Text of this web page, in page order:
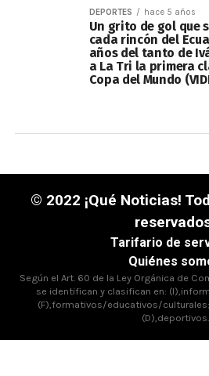
DEPORTES hace 5 años
Un grito de gol que
cada rincón del
años del tanto de
a La Tri la primera
Copa del Mundo
© 2022 ¡Qué Noticias!
Tarifario de
Quiénes
Según el Art. 60 de la Ley Orgánica de
se identifican y clasifican en:
(F),formativos/educativos/
(D),deportivos.